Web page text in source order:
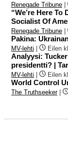
Renegade Tribune
“We’re Here
Socialist Of
Renegade Tribune
Pakina:
MV-lehti Eilen
Analyysi:
presidentti? |
MV-lehti Eilen
World Control
The Truthseeker|